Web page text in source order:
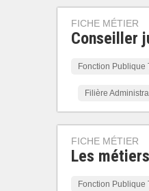
FICHE MÉTIER
Conseiller
Fonction Publique
Filière
FICHE MÉTIER
Les
Fonction Publique